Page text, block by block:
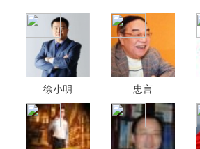
徐小明 忠言